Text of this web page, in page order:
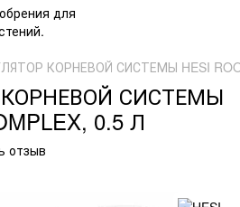
КОРНЕВОЙ СИСТЕМЫ HESI
СИСТЕМЫ
0.5 Л
отзыв